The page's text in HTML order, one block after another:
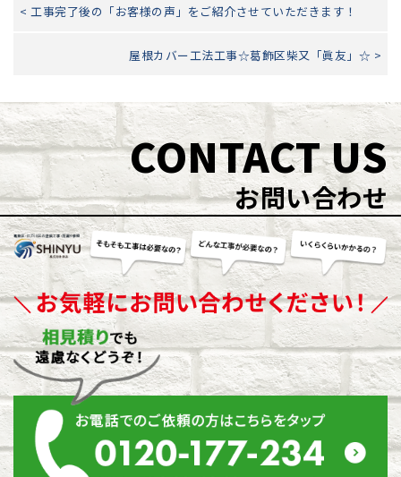
< 工事完了後の「お客様の声」をご紹介させていただきます！
屋根カバー工法工事☆葛飾区柴又「眞友」☆ >
CONTACT US
お問い合わせ